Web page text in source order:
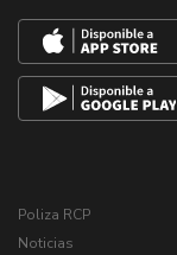
Poliza RCP
Noticias